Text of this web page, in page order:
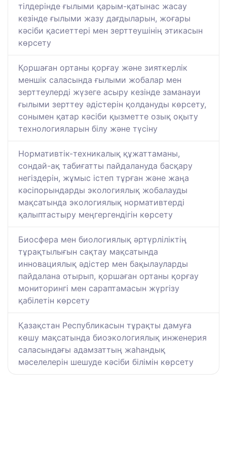
тілдерінде ғылыми қарым-қатынас жасау
кезінде ғылыми жазу дағдыларын, жоғары
кәсіби қасиеттері мен зерттеушінің этикасын
көрсету
Қоршаған ортаны қорғау және зияткерлік
меншік саласында ғылыми жобалар мен
зерттеулерді жүзеге асыру кезінде заманауи
ғылыми зерттеу әдістерін қолдануды көрсету,
сонымен қатар кәсіби қызметте озық оқыту
технологияларын білу және түсіну
Нормативтік-техникалық құжаттаманы,
сондай-ақ табиғатты пайдалануда басқару
негіздерін, жұмыс істеп тұрған және жаңа
кәсіпорындарды экологиялық жобалауды
мақсатында экологиялық нормативтерді
қалыптастыру меңгергендігін көрсету
Биосфера мен биологиялық әртүрліліктің
тұрақтылығын сақтау мақсатында
инновациялық әдістер мен бақылауларды
пайдалана отырып, қоршаған ортаны қорғау
мониторингі мен сараптамасын жүргізу
қабілетін көрсету
Қазақстан Республикасын тұрақты дамуға
көшу мақсатында биоэкологиялық инженерия
саласындағы адамзаттың жаһандық
мәселелерін шешуде кәсіби білімін көрсету